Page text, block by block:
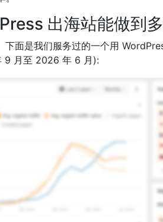
出海站能做到
面是我们服务过的一个用
9 月至 2026 年 6 月):